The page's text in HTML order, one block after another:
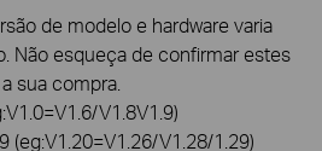
de modelo e hardware varia
Não esqueça de confirmar estes
sua compra.
V1.8V1.9)
(eg:V1.20=V1.26/V1.28/1.29)